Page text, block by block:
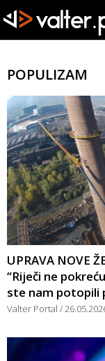
POPULIZAM
UPRAVA NOVE
“Riječi ne
ste nam potopili
Valter Portal